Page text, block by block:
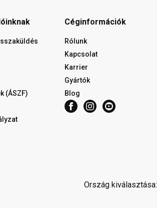
(ÁSZF)
Céginformációk
Rólunk
Kapcsolat
Karrier
Gyártók
Blog
Ország kiválasztása: